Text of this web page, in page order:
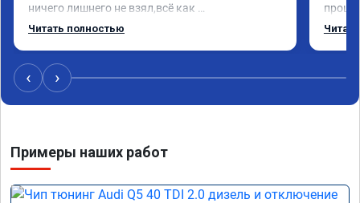
ничего лишнего не взял,всё как
договаривались заранее.После работы
поломки авто.Однозначно рекомендую
Алексея как грамотного специалиста!
Читать полностью
Арман
‹ ›
Примеры наших работ